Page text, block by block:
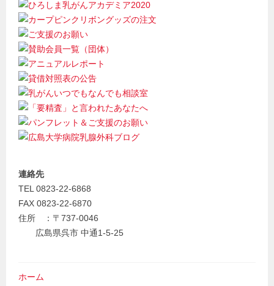
連絡先
TEL 0823-22-6868
FAX 0823-22-6870
住所 ：〒737-0046
広島県呉市 中通1-5-25
ホーム